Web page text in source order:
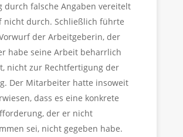
durch falsche Angaben vereitelt
nicht durch. Schließlich führte
der Arbeitgeberin, der
habe seine Arbeit beharrlich
nicht zur Rechtfertigung der
Der Mitarbeiter hatte insoweit
dass es eine konkrete
der er nicht
sei, nicht gegeben habe.